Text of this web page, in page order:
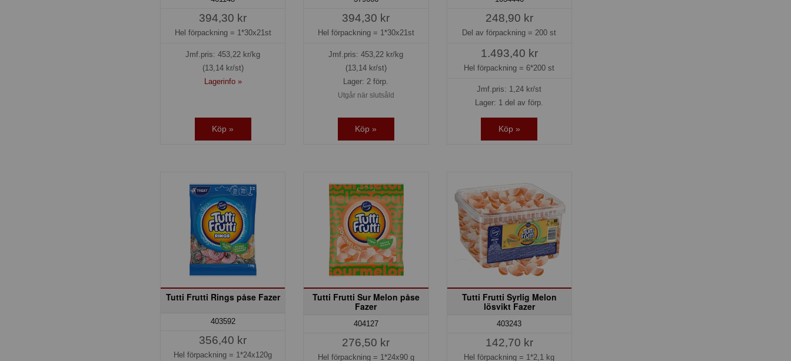
394,30 kr
Hel förpackning = 1*30x21st
Jmf.pris:453,22 kr/kg
(13,14 kr/st)
Lagerinfo »
Köp »
394,30 kr
Hel förpackning = 1*30x21st
Jmf.pris:453,22 kr/kg
(13,14 kr/st)
Lager: 2 förp.
Utgår när slutsåld
Köp »
248,90 kr
Del av förpackning = 200 st
1.493,40 kr
Hel förpackning =6*200 st
Jmf.pris: 1,24 kr/st
Lager: 1 del av förp.
Köp »
Tutti Frutti Rings påse Fazer
403592
356,40 kr
Hel förpackning = 1*24x120g
Tutti Frutti Sur Melon påse
Fazer
404127
276,50 kr
Hel förpackning = 1*24x90 g
Tutti Frutti Syrlig Melon
lösvikt Fazer
403243
142,70 kr
Hel förpackning = 1*2,1 kg